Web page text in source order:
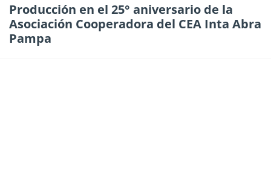
Producción en el 25° aniversario de la
Asociación Cooperadora del CEA Inta Abra
Pampa